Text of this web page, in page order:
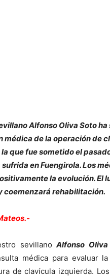
Alfonso Oliva Soto
médica de la operación de
que fue sometido el
en Fuengirola. Los
la evolución. El
coemenzará rehabilitación.
sevillanoAlfonso
médica para evaluar
de clavícula izquierda.